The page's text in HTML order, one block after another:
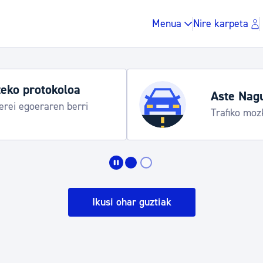
Menua Nire karpeta
Gune publikoa,
Aste Nagusia 2026: egitaraua
Abuztuak 8-15
Ikusi ohar guztiak